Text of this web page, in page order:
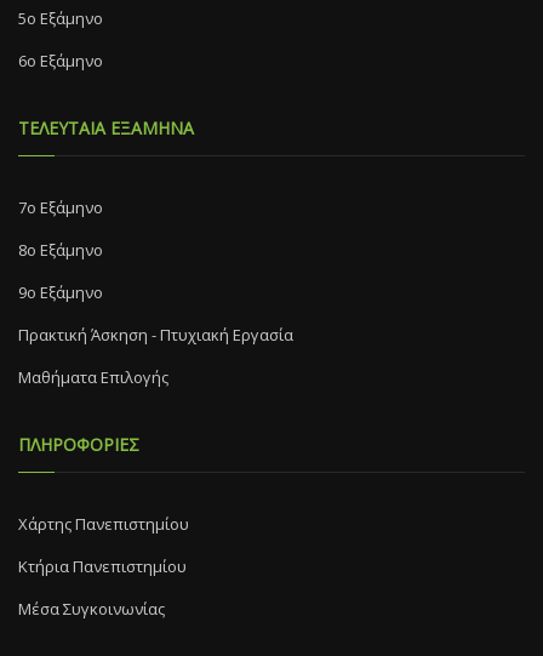
5ο Εξάμηνο
6ο Εξάμηνο
ΤΕΛΕΥΤΑΙΑ ΕΞΑΜΗΝΑ
7o Eξάμηνο
8o Eξάμηνο
9ο Εξάμηνο
Πρακτική Άσκηση - Πτυχιακή Εργασία
Μαθήματα Επιλογής
ΠΛΗΡΟΦΟΡΙΕΣ
Χάρτης Πανεπιστημίου
Κτήρια Πανεπιστημίου
Μέσα Συγκοινωνίας